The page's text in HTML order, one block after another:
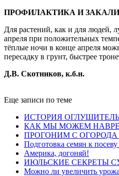
ПРОФИЛАКТИКА И
Для растений, как и для людей,
апреля при положительных
тёплые ночи в конце апреля
пересадку в грунт, быстрее
Д.В. Скотников, к.б.н.
Еще записи по теме
ИСТОРИЯ
КАК МЫ МОЖЕМ
ПРОГОНИМ С
Подготовка семян к
Америка, догоняй!
ИЮЛЬСКИЕ СЕКРЕТЫ
Можно ли увеличить